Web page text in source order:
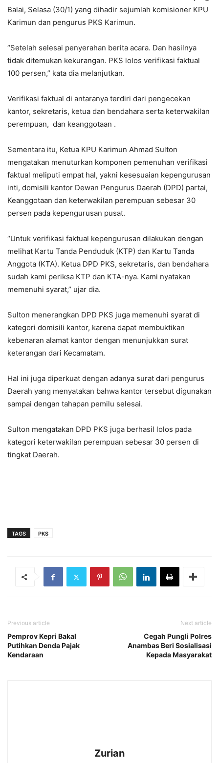
Balai, Selasa (30/1) yang dihadir sejumlah komisioner KPU
Karimun dan pengurus PKS Karimun.
“Setelah selesai penyerahan berita acara. Dan hasilnya
tidak ditemukan kekurangan. PKS lolos verifikasi faktual
100 persen,” kata dia melanjutkan.
Verifikasi faktual di antaranya terdiri dari pengecekan
kantor, sekretaris, ketua dan bendahara serta keterwakilan
perempuan, dan keanggotaan .
Sementara itu, Ketua KPU Karimun Ahmad Sulton
mengatakan menuturkan komponen pemenuhan verifikasi
faktual meliputi empat hal, yakni kesesuaian kepengurusan
inti, domisili kantor Dewan Pengurus Daerah (DPD) partai,
Keanggotaan dan keterwakilan perempuan sebesar 30
persen pada kepengurusan pusat.
“Untuk verifikasi faktual kepengurusan dilakukan dengan
melihat Kartu Tanda Penduduk (KTP) dan Kartu Tanda
Anggota (KTA). Ketua DPD PKS, sekretaris, dan bendahara
sudah kami periksa KTP dan KTA-nya. Kami nyatakan
memenuhi syarat,” ujar dia.
Sulton menerangkan DPD PKS juga memenuhi syarat di
kategori domisili kantor, karena dapat membuktikan
kebenaran alamat kantor dengan menunjukkan surat
keterangan dari Kecamatam.
Hal ini juga diperkuat dengan adanya surat dari pengurus
Daerah yang menyatakan bahwa kantor tersebut digunakan
sampai dengan tahapan pemilu selesai.
Sulton mengatakan DPD PKS juga berhasil lolos pada
kategori keterwakilan perempuan sebesar 30 persen di
tingkat Daerah.
TAGS PKS
Previous article
Pemprov Kepri Bakal
Putihkan Denda Pajak
Kendaraan
Next article
Cegah Pungli Polres
Anambas Beri Sosialisasi
Kepada Masyarakat
Zurian